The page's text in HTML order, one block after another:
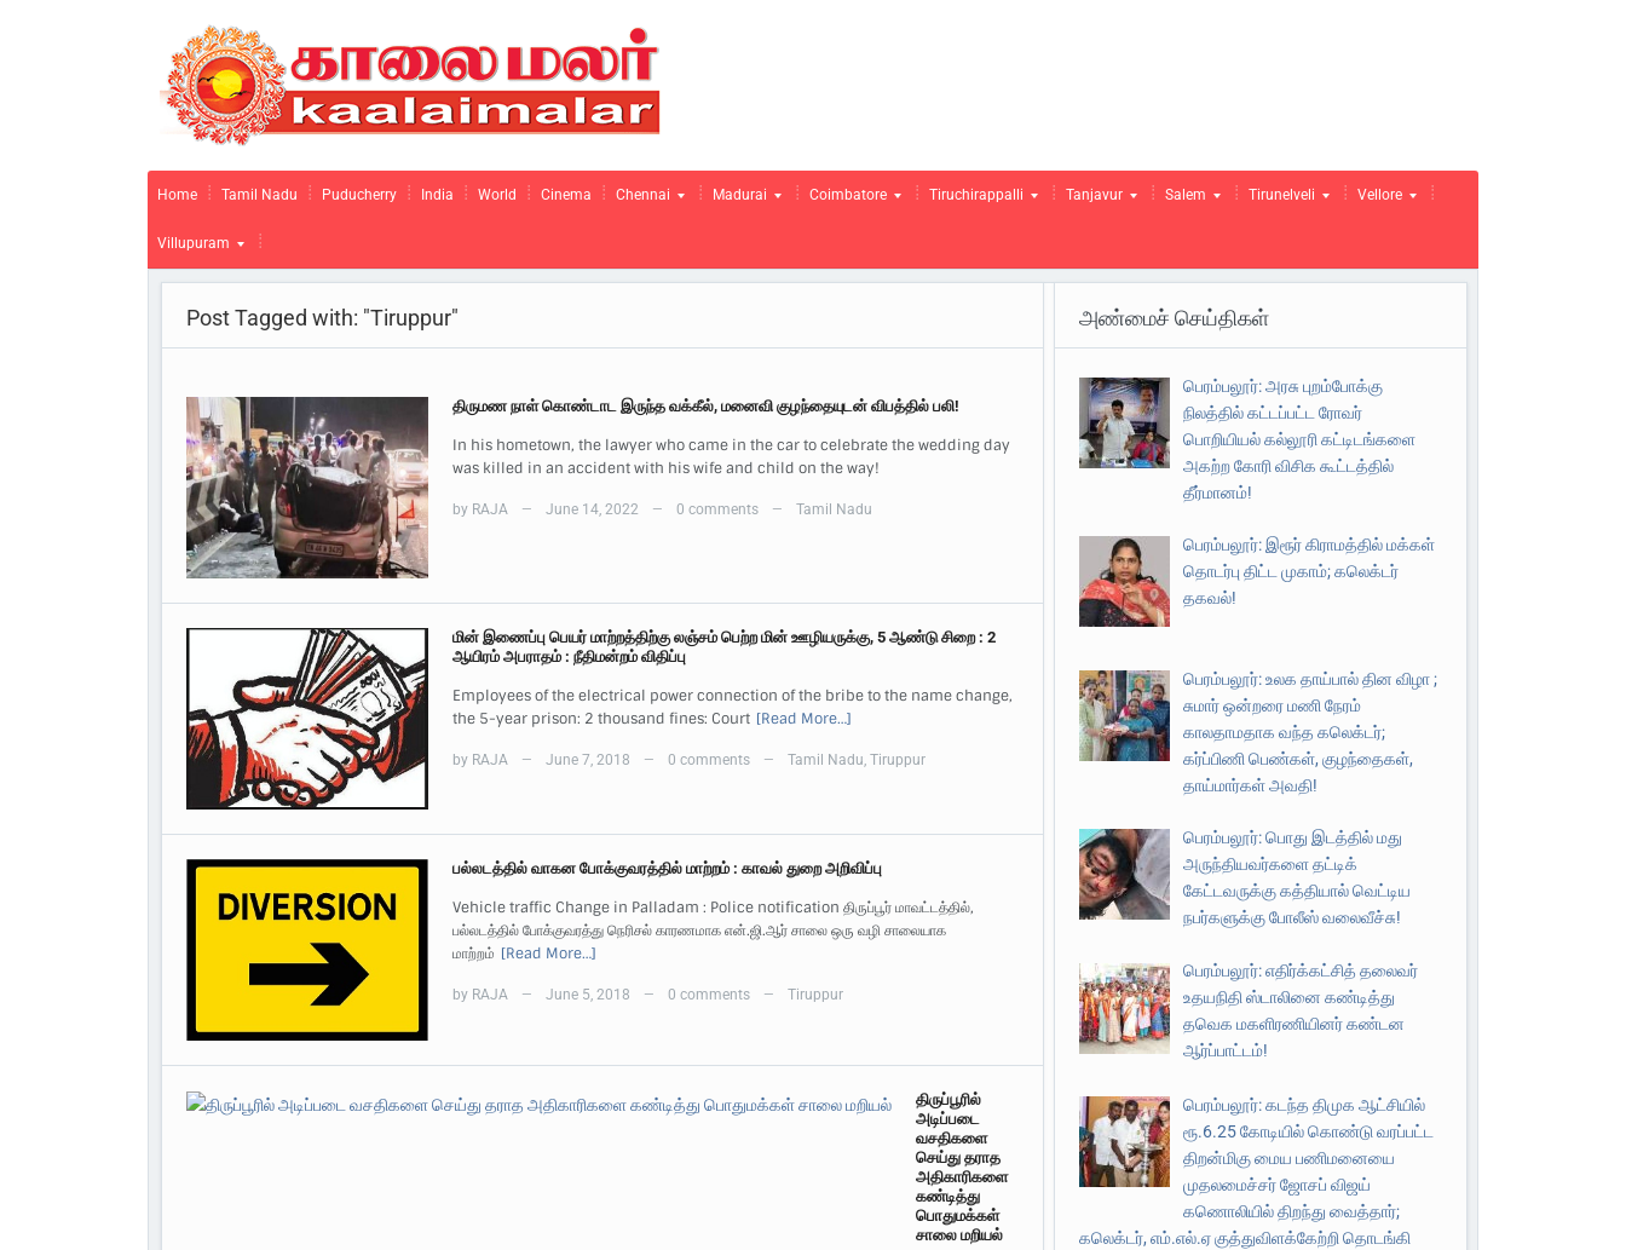
Home Tamil Nadu Puducherry India World Cinema Chennai Madurai Coimbatore Tiruchirappalli Tanjavur Salem Tirunelveli Vellore
Villupuram
Post Tagged with: "Tiruppur"
திருமண நாள் கொண்டாட இருந்த வக்கீல், மனைவி குழந்தையுடன் விபத்தில் பலி!
In his hometown, the lawyer who came in the car to celebrate the wedding day
was killed in an accident with his wife and child on the way!
by RAJA — June 14, 2022 — 0 comments — Tamil Nadu
மின் இணைப்பு பெயர் மாற்றத்திற்கு லஞ்சம் பெற்ற மின் ஊழியருக்கு, 5 ஆண்டு சிறை : 2
ஆயிரம் அபராதம் : நீதிமன்றம் விதிப்பு
Employees of the electrical power connection of the bribe to the name change,
the 5-year prison: 2 thousand fines: Court [Read More…]
by RAJA — June 7, 2018 — 0 comments — Tamil Nadu, Tiruppur
பல்லடத்தில் வாகன போக்குவரத்தில் மாற்றம் : காவல் துறை அறிவிப்பு
Vehicle traffic Change in Palladam : Police notification திருப்பூர் மாவட்டத்தில்,
பல்லடத்தில் போக்குவரத்து நெரிசல் காரணமாக என்.ஜி.ஆர் சாலை ஒரு வழி சாலையாக
மாற்றம் [Read More…]
by RAJA — June 5, 2018 — 0 comments — Tiruppur
திருப்பூரில்
அடிப்படை
வசதிகளை
செய்து தராத
அதிகாரிகளை
கண்டித்து
பொதுமக்கள்
சாலை மறியல்
அண்மைச் செய்திகள்
பெரம்பலூர்: அரசு புறம்போக்கு
நிலத்தில் கட்டப்பட்ட ரோவர்
பொறியியல் கல்லூரி கட்டிடங்களை
அகற்ற கோரி விசிக கூட்டத்தில்
தீர்மானம்!
பெரம்பலூர்: இரூர் கிராமத்தில் மக்கள்
தொடர்பு திட்ட முகாம்; கலெக்டர்
தகவல்!
பெரம்பலூர்: உலக தாய்பால் தின விழா ;
சுமார் ஒன்றரை மணி நேரம்
காலதாமதாக வந்த கலெக்டர்;
கர்ப்பிணி பெண்கள், குழந்தைகள்,
தாய்மார்கள் அவதி!
பெரம்பலூர்: பொது இடத்தில் மது
அருந்தியவர்களை தட்டிக்
கேட்டவருக்கு கத்தியால் வெட்டிய
நபர்களுக்கு போலீஸ் வலைவீச்சு!
பெரம்பலூர்: எதிர்க்கட்சித் தலைவர்
உதயநிதி ஸ்டாலினை கண்டித்து
தவெக மகளிரணியினர் கண்டன
ஆர்ப்பாட்டம்!
பெரம்பலூர்: கடந்த திமுக ஆட்சியில்
ரூ.6.25 கோடியில் கொண்டு வரப்பட்ட
திறன்மிகு மைய பணிமனையை
முதலமைச்சர் ஜோசப் விஜய்
கணொலியில் திறந்து வைத்தார்;
கலெக்டர், எம்.எல்.ஏ குத்துவிளக்கேற்றி தொடங்கி